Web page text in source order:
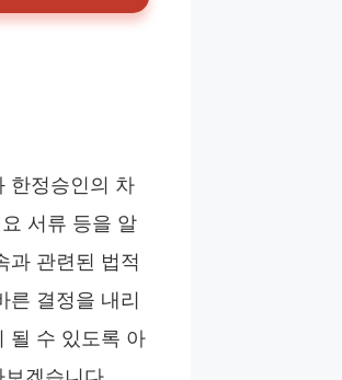
한정승인의 차
서류 등을 알
과 관련된 법적
른 결정을 내리
될 수 있도록 아